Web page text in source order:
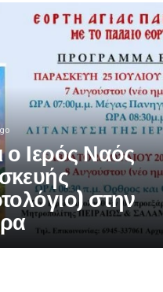
ο Ιερός Ναός
στην